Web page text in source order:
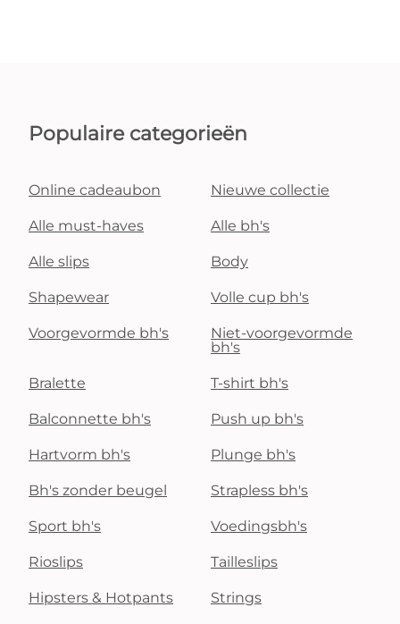
Populaire categorieën
Online cadeaubon Nieuwe collectie
Alle must-haves Alle bh's
Alle slips Body
Shapewear Volle cup bh's
Voorgevormde bh's
Niet-voorgevormde
bh's
Bralette T-shirt bh's
Balconnette bh's Push up bh's
Hartvorm bh's Plunge bh's
Bh's zonder beugel Strapless bh's
Sport bh's Voedingsbh's
Rioslips Tailleslips
Hipsters & Hotpants Strings